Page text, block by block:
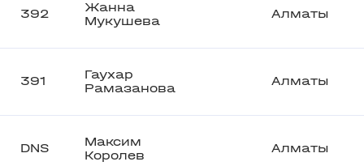
392
Жанна
Мукушева
Алматы
391
Гаухар
Рамазанова
Алматы
DNS
Максим
Королев
Алматы